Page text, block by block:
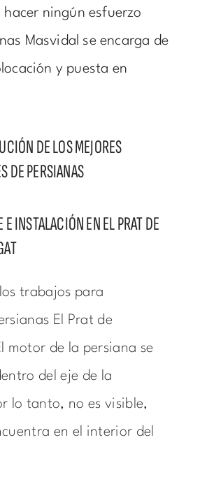
ningún esfuerzo
Masvidal se encarga de
y puesta en
DE LOS MEJORES
DE PERSIANAS
E INSTALACIÓN EN EL PRAT DE
trabajos para
El Prat de
motor de la persiana se
del eje de la
lo tanto, no es visible,
en el interior del